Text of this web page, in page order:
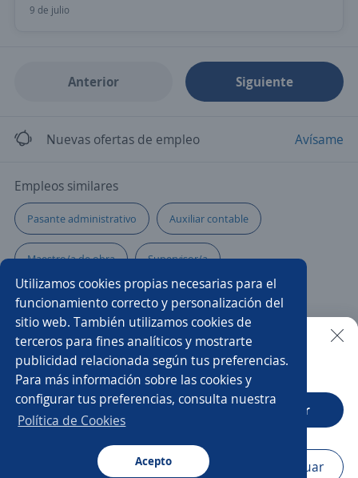
Utilizamos cookies propias necesarias para el
funcionamiento correcto y personalización del
sitio web. También utilizamos cookies de
terceros para fines analíticos y mostrarte
publicidad relacionada según tus preferencias.
Para más información sobre las cookies y
configurar tus preferencias, consulta nuestra
Política de Cookies
Acepto
9 de julio
Anterior Siguiente
Nuevas ofertas de empleo Avísame
Empleos similares
Pasante administrativo Auxiliar contable
Maestro/a de obra Supervisor/a
Analista de seguridad Soldador/a armador
Practicante de seguridad Asesor/a comercial
Asesor/a comercial freelance Cabinero/a
Conductor/a Oficial de construcción Operario/a
Gerente de producción Técnico/a mecánico
Buscar es más fácil en la app
CT App Abrir
Navegador Continuar